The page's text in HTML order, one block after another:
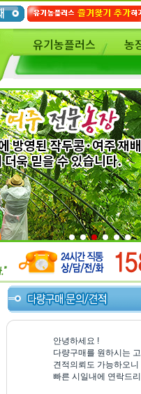
유기농플러스 농
안녕하세요 !
다량구매를 원하시는
견적의뢰도 가능하오
빠른 시일내에 연락드